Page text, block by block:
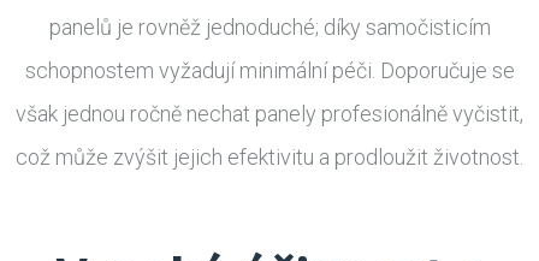
panelů je rovněž jednoduché; díky samočisticím
schopnostem vyžadují minimální péči. Doporučuje se
však jednou ročně nechat panely profesionálně vyčistit,
což může zvýšit jejich efektivitu a prodloužit životnost.